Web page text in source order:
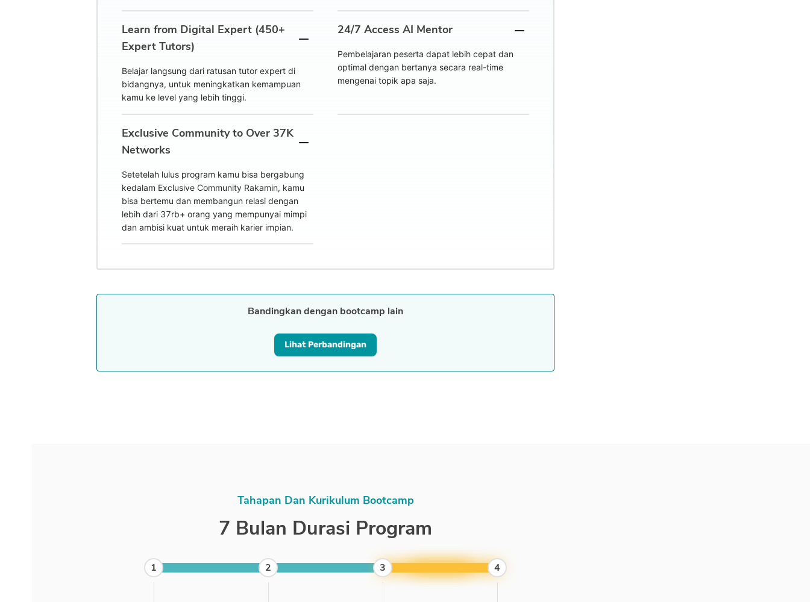
Learn from Digital Expert (450+
Expert Tutors)
Belajar langsung dari ratusan tutor expert di
bidangnya, untuk meningkatkan kemampuan
kamu ke level yang lebih tinggi.
24/7 Access AI Mentor
Pembelajaran peserta dapat lebih cepat dan
optimal dengan bertanya secara real-time
mengenai topik apa saja.
Exclusive Community to Over 37K
Networks
Setetelah lulus program kamu bisa bergabung
kedalam Exclusive Community Rakamin, kamu
bisa bertemu dan membangun relasi dengan
lebih dari 37rb+ orang yang mempunyai mimpi
dan ambisi kuat untuk meraih karier impian.
Bandingkan dengan bootcamp lain
Lihat Perbandingan
Tahapan Dan Kurikulum Bootcamp
7 Bulan Durasi Program
1 2 3 4